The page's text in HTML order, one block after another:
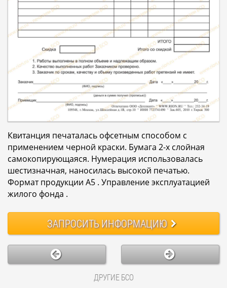
Квитанция печаталась офсетным способом с
применением черной краски. Бумага 2-х слойная
самокопирующаяся. Нумерация использовалась
шестизначная, наносилась высокой печатью.
Формат продукции А5 . Управление эксплуатацией
жилого фонда .
ЗАПРОСИТЬИНФОРМАЦИЮ
ДРУГИЕ БСО